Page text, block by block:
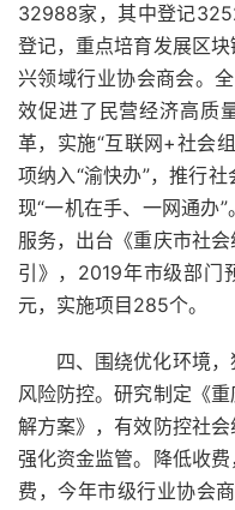
32988家，其中登记
登记，重点培育发展区
兴领域行业协会商会。
效促进了民营经济高质
革，实施“互联网+社会
项纳入“渝快办”，推行
现“一机在手、一网通办
服务，出台《重庆市社
引》，2019年市级部门
元，实施项目285个。
四、围绕优化环境
风险防控。研究制定《
解方案》，有效防控社
强化资金监管。降低收
费，今年市级行业协会